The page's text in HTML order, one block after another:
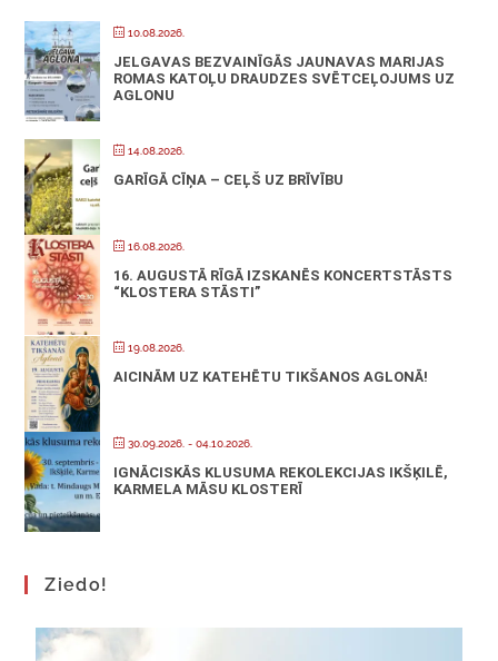
10.08.2026.
JELGAVAS BEZVAINĪGĀS JAUNAVAS MARIJAS
ROMAS KATOĻU DRAUDZES SVĒTCEĻOJUMS UZ
AGLONU
14.08.2026.
GARĪGĀ CĪŅA – CEĻŠ UZ BRĪVĪBU
16.08.2026.
16. AUGUSTĀ RĪGĀ IZSKANĒS KONCERTSTĀSTS
“KLOSTERA STĀSTI”
19.08.2026.
AICINĀM UZ KATEHĒTU TIKŠANOS AGLONĀ!
30.09.2026. - 04.10.2026.
IGNĀCISKĀS KLUSUMA REKOLEKCIJAS IKŠĶILĒ,
KARMELA MĀSU KLOSTERĪ
Ziedo!